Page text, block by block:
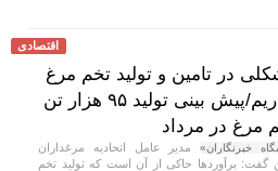
اقتصادی
در تامین و تولید تخم مرغ
نداریم/پیش بینی تولید ۹۵ هزار تن
مرغ در مرداد
خبرنگاران»مدیر عامل اتحادیه مرغداران
گفت: برآوردها حاکی از آن است که تولید تخم